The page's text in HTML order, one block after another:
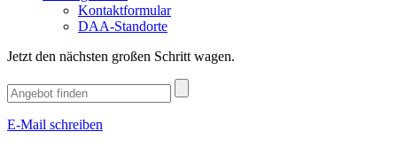
Kontaktformular
DAA-Standorte
Jetzt den nächsten großen Schritt wagen.
E-Mail schreiben